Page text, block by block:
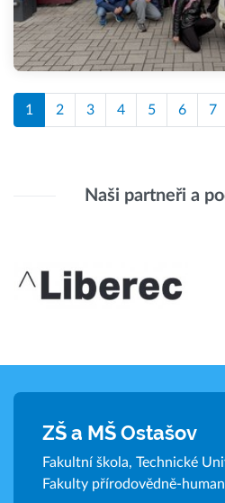
1 2 3 4 5 6 7
Naši partneři a
ZŠ a MŠ Ostašov
Fakultní škola, Technické
Fakulty přírodovědně-